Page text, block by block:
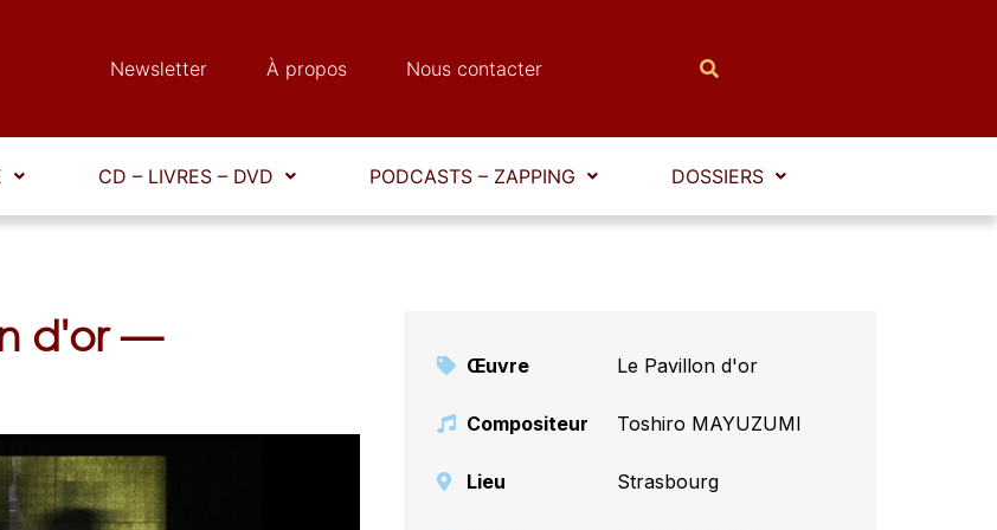
Newsletter À propos Nous contacter
CD – LIVRES – DVD PODCASTS – ZAPPING DOSSIERS
d'or —
Œuvre Le Pavillon d'or
Compositeur Toshiro MAYUZUMI
Lieu Strasbourg